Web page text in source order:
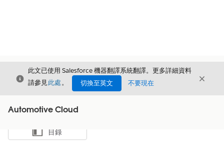
結束
此文已使用 Salesforce 機器翻譯系統翻譯。更多詳細資料
請參見此處。 切換至英文 不要現在 結束
Automotive Cloud
顯示目錄
目錄